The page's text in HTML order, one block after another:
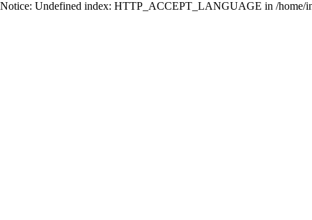
Notice: Undefined index: HTTP_ACCEPT_LANGUAGE in /home/